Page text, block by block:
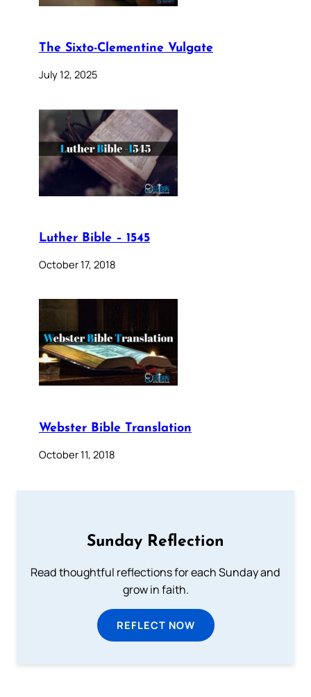
The Sixto-Clementine Vulgate
July 12, 2025
Luther Bible – 1545
October 17, 2018
Webster Bible Translation
October 11, 2018
Sunday Reflection
Read thoughtful reflections for each Sunday and
grow in faith.
REFLECT NOW